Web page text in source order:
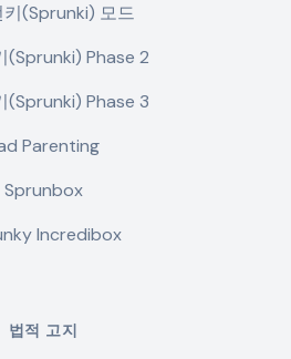
키(Sprunki) 모드
(Sprunki) Phase 2
(Sprunki) Phase 3
Parenting
Sprunbox
Incredibox
법적 고지